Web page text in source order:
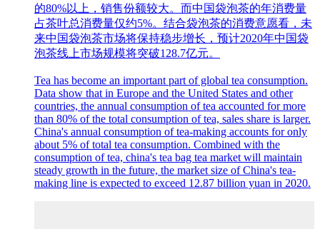
的80%以上，销售份额较大。而中国袋泡茶的年消费量
占茶叶总消费量仅约5%。结合袋泡茶的消费意愿看，未
来中国袋泡茶市场将保持稳步增长，预计2020年中国袋
泡茶线上市场规模将突破128.7亿元。
Tea has become an important part of global tea consumption.
Data show that in Europe and the United States and other
countries, the annual consumption of tea accounted for more
than 80% of the total consumption of tea, sales share is larger.
China's annual consumption of tea-making accounts for only
about 5% of total tea consumption. Combined with the
consumption of tea, china's tea bag tea market will maintain
steady growth in the future, the market size of China's tea-
making line is expected to exceed 12.87 billion yuan in 2020.